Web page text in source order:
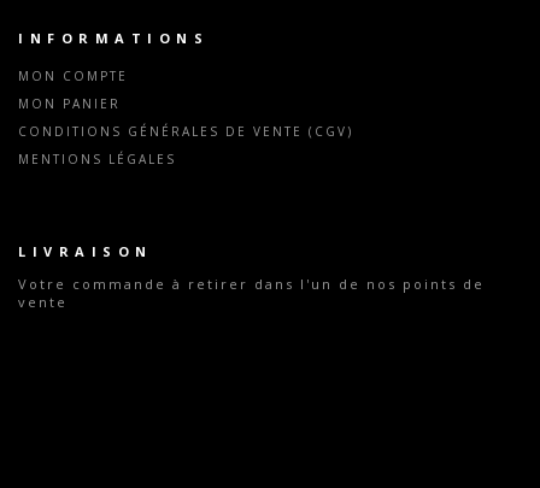
INFORMATIONS
MON COMPTE
MON PANIER
CONDITIONS GÉNÉRALES DE VENTE (CGV)
MENTIONS LÉGALES
LIVRAISON
Votre commande à retirer dans l'un de nos points de
vente